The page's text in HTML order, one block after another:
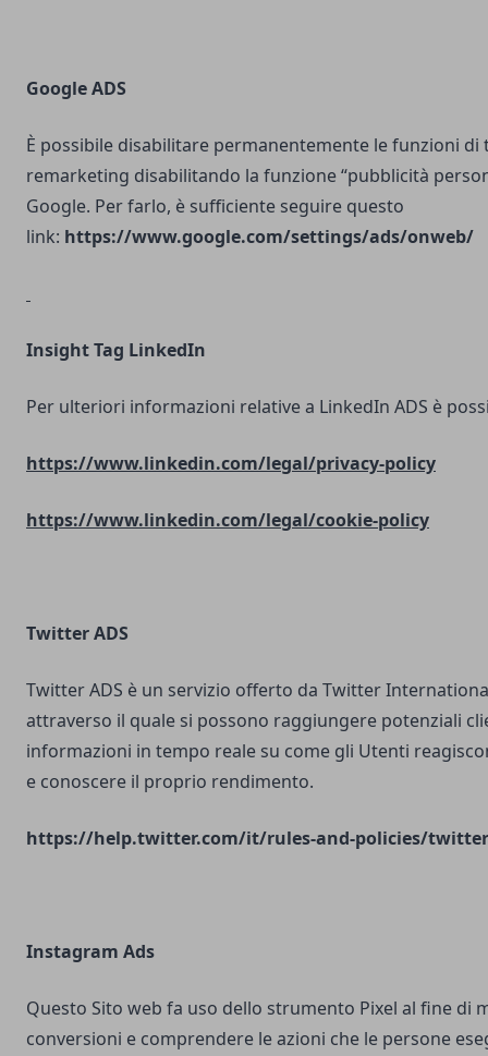
Google ADS
È possibile disabilitare permanentemente le funzioni di
remarketing disabilitando la funzione “pubblicità
Google. Per farlo, è sufficiente seguire questo
link: https://www.google.com/settings/ads/onweb/
Insight Tag LinkedIn
Per ulteriori informazioni relative a LinkedIn ADS è
https://www.linkedin.com/legal/privacy-policy
https://www.linkedin.com/legal/cookie-policy
Twitter ADS
Twitter ADS è un servizio offerto da Twitter
attraverso il quale si possono raggiungere potenziali
informazioni in tempo reale su come gli Utenti
e conoscere il proprio rendimento.
https://help.twitter.com/it/rules-and-policies/
Instagram Ads
Questo Sito web fa uso dello strumento Pixel al fine di
conversioni e comprendere le azioni che le persone